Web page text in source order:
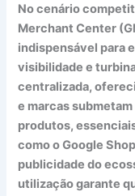
No cenário
Merchant Center
indispensável para
visibilidade e
centralizada,
e marcas
produtos,
como o Google
publicidade do
utilização garante